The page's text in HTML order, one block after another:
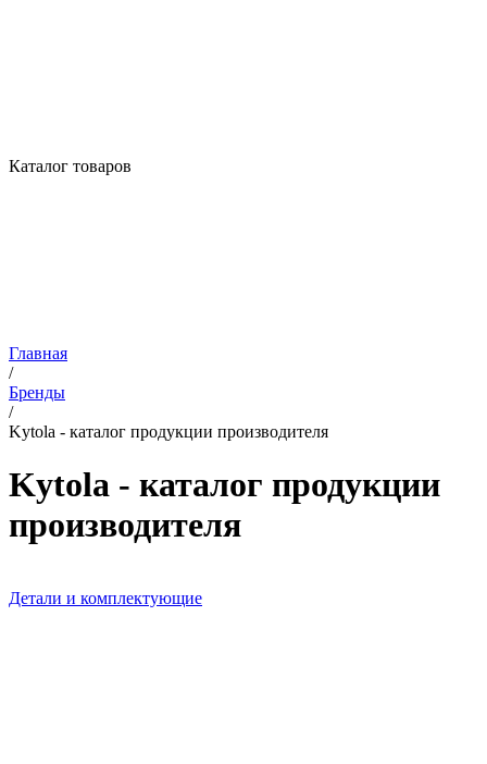
Каталог товаров
Главная
/
Бренды
/
Kytola - каталог продукции производителя
Kytola - каталог продукции
производителя
Детали и комплектующие